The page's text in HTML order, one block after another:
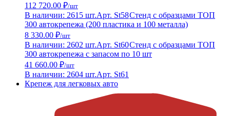
112 720.00 ₽/шт
В наличии: 2615 шт.Арт. St58Стенд с образцами ТОП
300 автокрепежа (200 пластика и 100 металла)
8 330.00 ₽/шт
В наличии: 2602 шт.Арт. St60Стенд с образцами ТОП
300 автокрепежа с запасом по 10 шт
41 660.00 ₽/шт
В наличии: 2604 шт.Арт. St61
Крепеж для легковых авто